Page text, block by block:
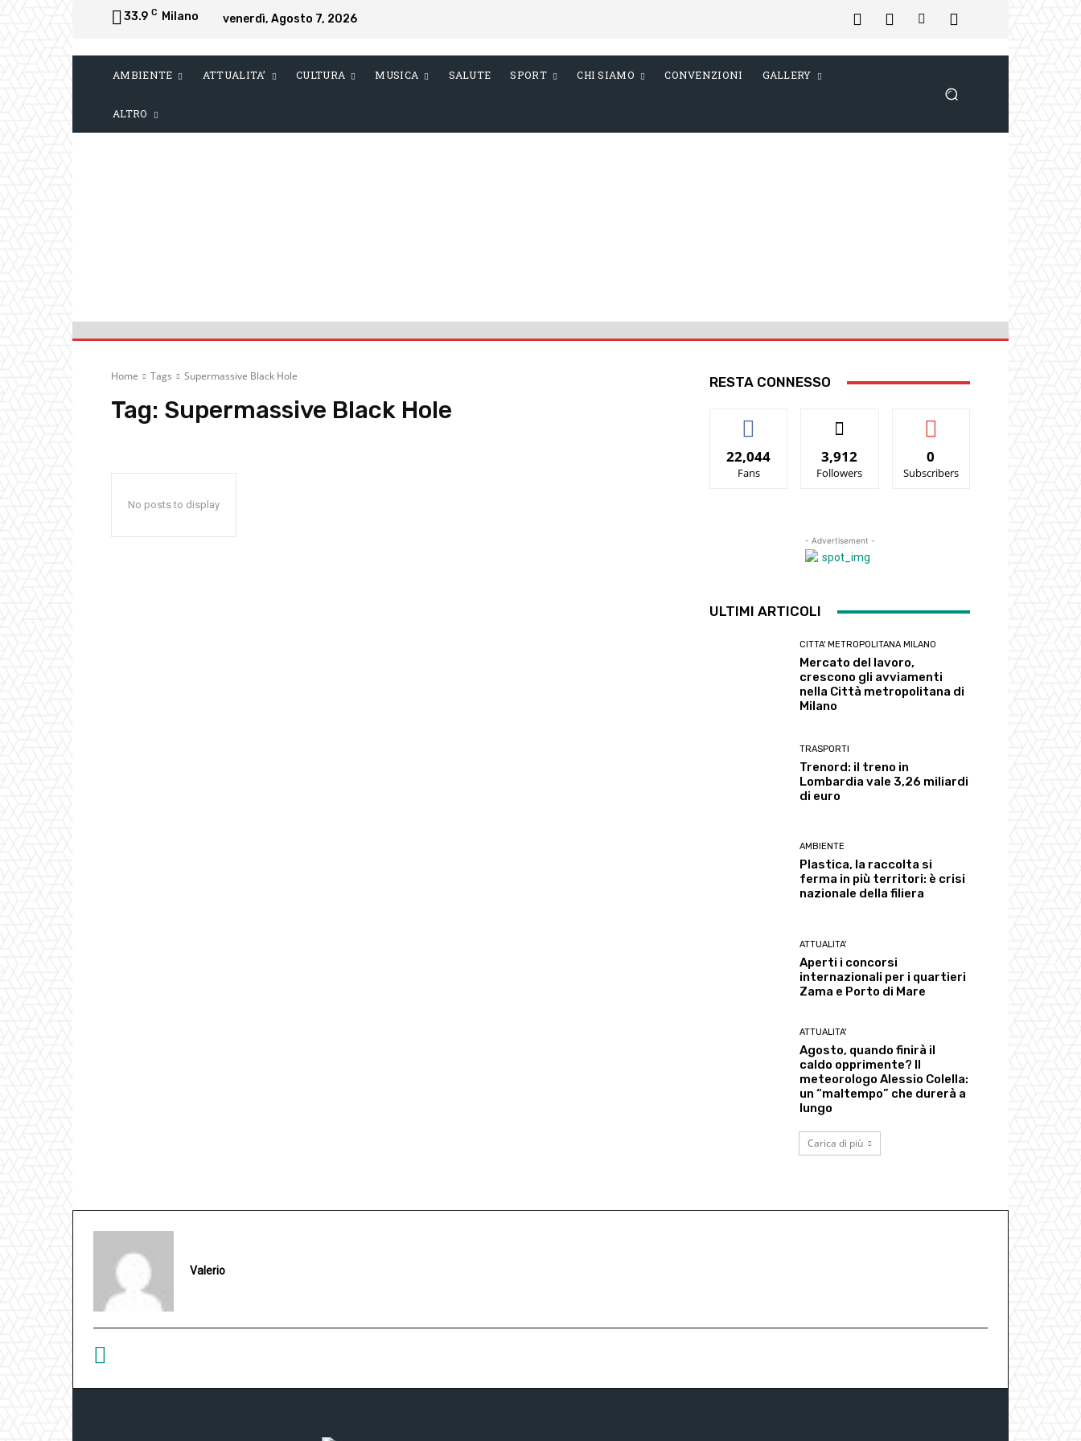
33.9 C Milano venerdì, Agosto 7, 2026
AMBIENTE ATTUALITA’ CULTURA MUSICA SALUTE SPORT CHI SIAMO CONVENZIONI GALLERY
ALTRO
Home Tags Supermassive Black Hole
Tag: Supermassive Black Hole
No posts to display
RESTA CONNESSO
22,044
Fans
3,912
Followers
0
Subscribers
- Advertisement -
ULTIMI ARTICOLI
CITTA' METROPOLITANA MILANO
Mercato del lavoro,
crescono gli avviamenti
nella Città metropolitana di
Milano
TRASPORTI
Trenord: il treno in
Lombardia vale 3,26 miliardi
di euro
AMBIENTE
Plastica, la raccolta si
ferma in più territori: è crisi
nazionale della filiera
ATTUALITA'
Aperti i concorsi
internazionali per i quartieri
Zama e Porto di Mare
ATTUALITA'
Agosto, quando finirà il
caldo opprimente? Il
meteorologo Alessio Colella:
un “maltempo” che durerà a
lungo
Carica di più
Valerio